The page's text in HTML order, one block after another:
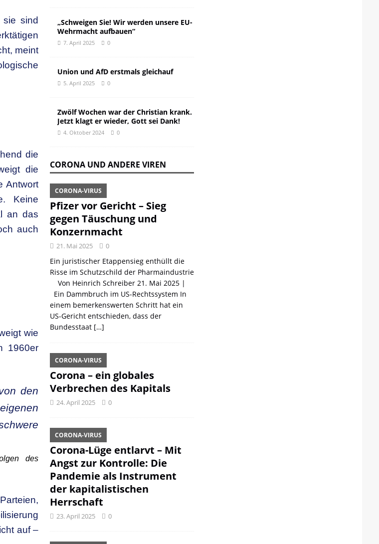
sind
meint
die
die
Antwort
Keine
an das
auch
wie
1960er
den
des
auf –
„Schweigen Sie! Wir werden unsere EU-
Wehrmacht aufbauen“
7. April 2025 0
Union und AfD erstmals gleichauf
5. April 2025 0
Zwölf Wochen war der Christian krank.
Jetzt klagt er wieder, Gott sei Dank!
4. Oktober 2024 0
CORONA UND ANDERE VIREN
Pfizer vor Gericht – Sieg
gegen Täuschung und
Konzernmacht
CORONA-VIRUS
21. Mai 2025 0
Ein juristischer Etappensieg enthüllt die
Risse im Schutzschild der Pharmaindustrie
Von Heinrich Schreiber 21. Mai 2025 |
Ein Dammbruch im US-Rechtssystem In
einem bemerkenswerten Schritt hat ein
US-Gericht entschieden, dass der
Bundesstaat […]
Corona – ein globales
Verbrechen des Kapitals
CORONA-VIRUS
24. April 2025 0
Corona-Lüge entlarvt – Mit
Angst zur Kontrolle: Die
Pandemie als Instrument
der kapitalistischen
Herrschaft
CORONA-VIRUS
23. April 2025 0